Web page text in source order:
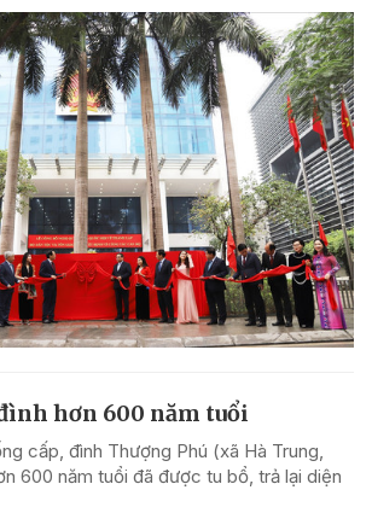
hơn 600 năm tuổi
cấp, đình Thượng Phú (xã Hà Trung,
600 năm tuổi đã được tu bổ, trả lại diện